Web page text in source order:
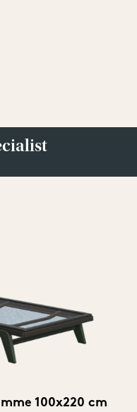
100x220 cm